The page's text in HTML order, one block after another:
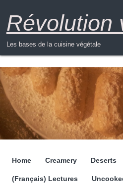
Révolution
Les bases de la cuisine végétale
Menu
Home Creamery Deserts
(Français) Lectures